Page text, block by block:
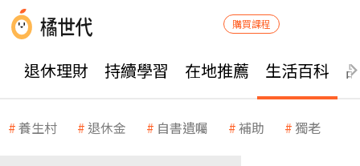
購買課程
退休理財 持續學習 在地推薦 生活百科
養生村 退休金 自書遺囑 補助 獨老